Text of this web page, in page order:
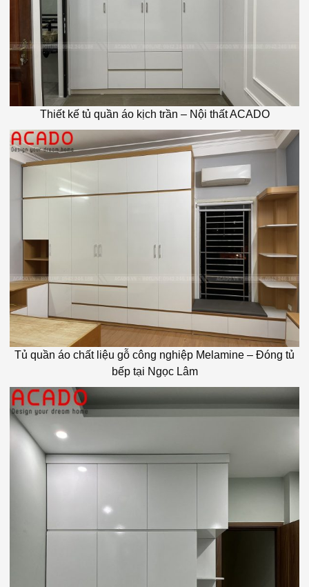
Thiết kế tủ quần áo kịch trần – Nội thất ACADO
Tủ quần áo chất liệu gỗ công nghiệp Melamine – Đóng tủ
bếp tại Ngọc Lâm